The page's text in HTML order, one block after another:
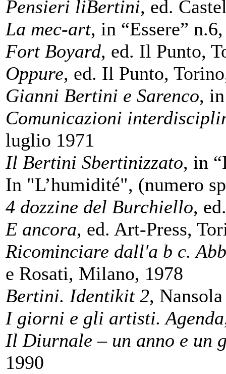
Pensieri liBertini, ed.
La mec-art, in “Essere”
Fort Boyard, ed. Il Punto,
Oppure, ed. Il Punto,
Gianni Bertini e Sarenco,
Comunicazioni
luglio 1971
Il Bertini Sbertinizzato, in
In "L’humidité", (numero
4 dozzine del Burchiello,
E ancora, ed. Art-Press,
Ricominciare dall'a b c.
e Rosati, Milano, 1978
Bertini. Identikit 2,
I giorni e gli artisti. Agenda
Il Diurnale – un anno e un
1990